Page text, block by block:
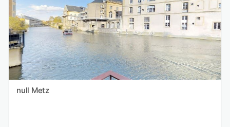
null Metz